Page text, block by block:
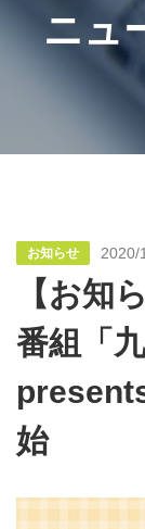
ニュ
お知らせ 2020/
【お知
番組「
始